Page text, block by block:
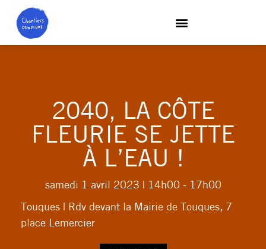
2040, LA CÔTE
FLEURIE SE JETTE
À L’EAU !
samedi 1 avril 2023 | 14h00 - 17h00
Touques | Rdv devant la Mairie de Touques, 7
place Lemercier